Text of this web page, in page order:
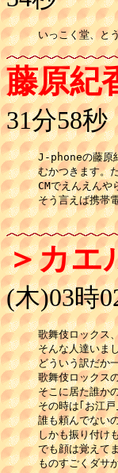
いっこく堂、と
藤原紀
31分58秒
J-phoneの藤原
むかつきます。
CMでえんえんや
そう言えば携帯
＞カエ
(木)03時
歌舞伎ロックス
そんな人達いま
どういう訳だか
歌舞伎ロックス
そこに居た誰か
その時は｢お江
誰も頼んでない
しかも振り付け
でも顔は覚えて
ものすごくダサ